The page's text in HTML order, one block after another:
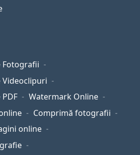
Fotografii
Videoclipuri
Watermark Online
Comprimă fotografii
online